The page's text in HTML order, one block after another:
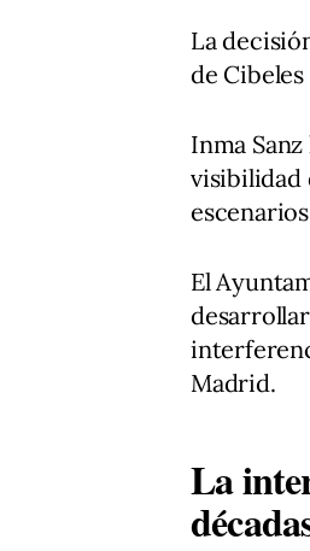
La
de
Inma
visibilidad
El
Madrid.
La